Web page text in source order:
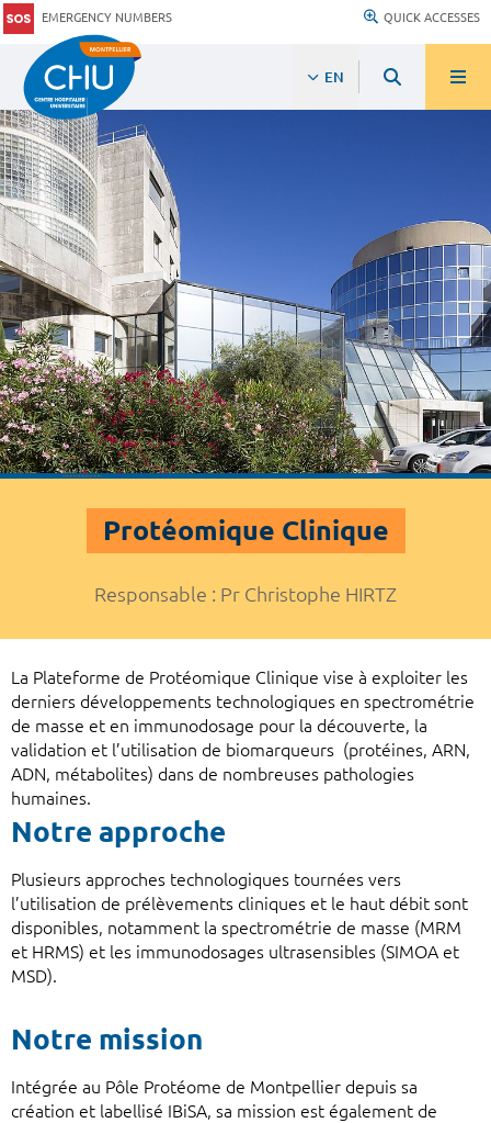
EMERGENCY NUMBERS QUICK ACCESSES
EN
Protéomique Clinique
Responsable : Pr Christophe HIRTZ
La Plateforme de Protéomique Clinique vise à exploiter les
derniers développements technologiques en spectrométrie
de masse et en immunodosage pour la découverte, la
validation et l’utilisation de biomarqueurs (protéines, ARN,
ADN, métabolites) dans de nombreuses pathologies
humaines.
Notre approche
Plusieurs approches technologiques tournées vers
l’utilisation de prélèvements cliniques et le haut débit sont
disponibles, notamment la spectrométrie de masse (MRM
et HRMS) et les immunodosages ultrasensibles (SIMOA et
MSD).
Notre mission
Intégrée au Pôle Protéome de Montpellier depuis sa
création et labellisé IBiSA, sa mission est également de